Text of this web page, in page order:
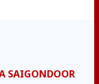
SAIGONDOOR